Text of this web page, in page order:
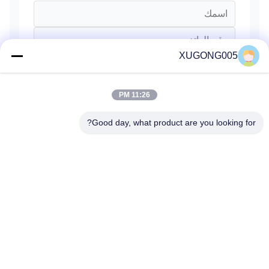
XUGONG005
11:26 PM
Good day, what product are you looking for?